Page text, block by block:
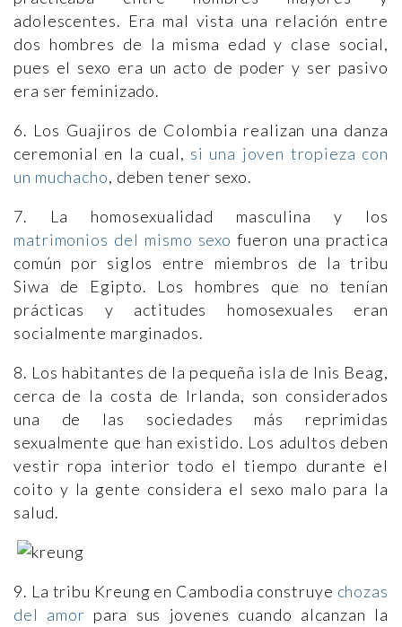
adolescentes. Era mal vista una relación entre
dos hombres de la misma edad y clase social,
pues el sexo era un acto de poder y ser pasivo
era ser feminizado.
6. Los Guajiros de Colombia realizan una danza
ceremonial en la cual, si una joven tropieza con
un muchacho, deben tener sexo.
7. La homosexualidad masculina y los
matrimonios del mismo sexo fueron una practica
común por siglos entre miembros de la tribu
Siwa de Egipto. Los hombres que no tenían
prácticas y actitudes homosexuales eran
socialmente marginados.
8. Los habitantes de la pequeña isla de Inis Beag,
cerca de la costa de Irlanda, son considerados
una de las sociedades más reprimidas
sexualmente que han existido. Los adultos deben
vestir ropa interior todo el tiempo durante el
coito y la gente considera el sexo malo para la
salud.
9. La tribu Kreung en Cambodia construye chozas
del amor para sus jovenes cuando alcanzan la